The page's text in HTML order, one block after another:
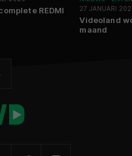
REDMI
27 JANUARI
Videoland
maand